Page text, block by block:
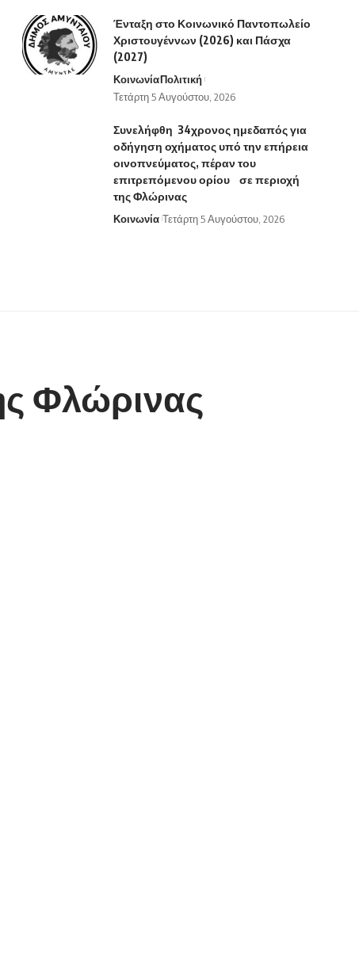
Ένταξη στο Κοινωνικό Παντοπωλείο
Χριστουγέννων (2026) και Πάσχα
(2027)
ΚοινωνίαΠολιτική
Τετάρτη 5 Αυγούστου, 2026
Συνελήφθη 34χρονος ημεδαπός για
οδήγηση οχήματος υπό την επήρεια
οινοπνεύματος, πέραν του
επιτρεπόμενου ορίου σε περιοχή
της Φλώρινας
Κοινωνία Τετάρτη 5 Αυγούστου, 2026
Φλώρινας